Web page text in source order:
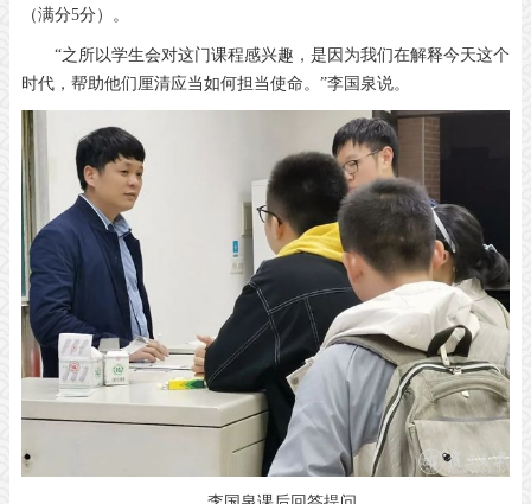
（满分5分）。
“之所以学生会对这门课程感兴趣，是因为我们在解释今天这个
时代，帮助他们厘清应当如何担当使命。”李国泉说。